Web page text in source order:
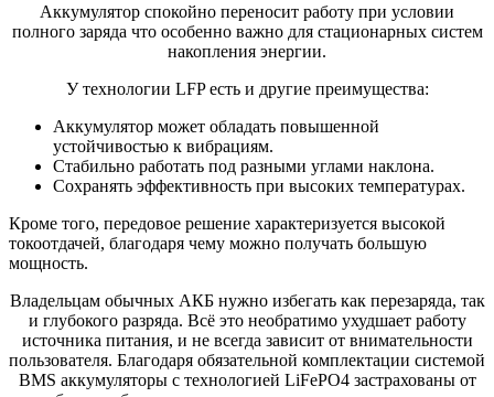
Аккумулятор спокойно переносит работу при условии
полного заряда что особенно важно для стационарных систем
накопления энергии.
У технологии LFP есть и другие преимущества:
Аккумулятор может обладать повышенной
устойчивостью к вибрациям.
Стабильно работать под разными углами наклона.
Сохранять эффективность при высоких температурах.
Кроме того, передовое решение характеризуется высокой
токоотдачей, благодаря чему можно получать большую
мощность.
Владельцам обычных АКБ нужно избегать как перезаряда, так
и глубокого разряда. Всё это необратимо ухудшает работу
источника питания, и не всегда зависит от внимательности
пользователя. Благодаря обязательной комплектации системой
BMS аккумуляторы с технологией LiFePO4 застрахованы от